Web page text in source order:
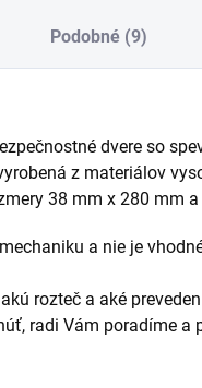
Podobné (9)
dvere so
z materiálov
38 mm x 280 mm
a nie je
rozteč a aké
radi Vám poradíme a